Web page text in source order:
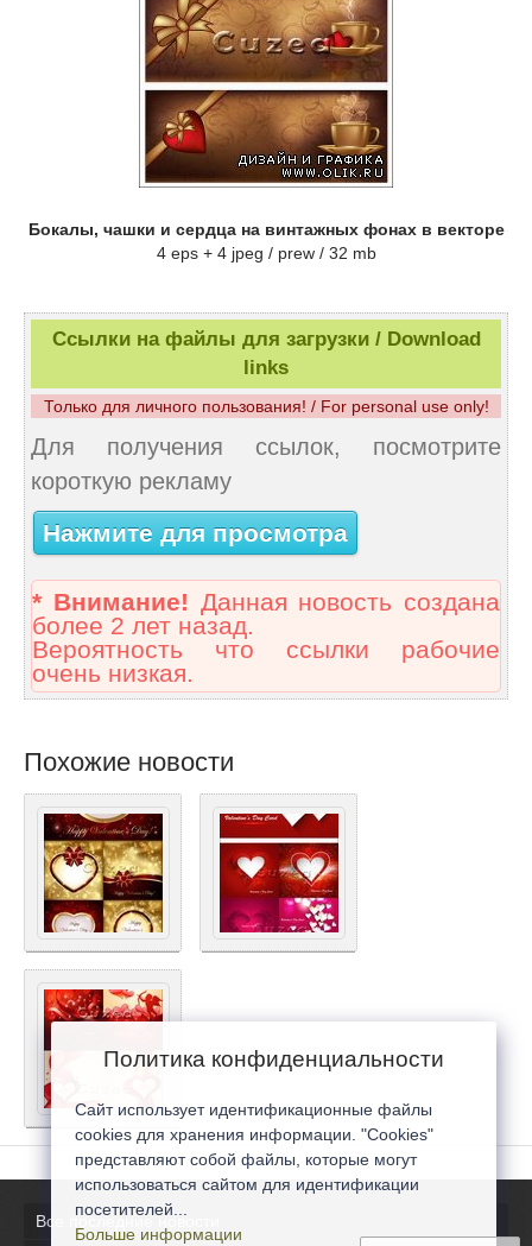
Бокалы, чашки и сердца на винтажных фонах в векторе
4 eps + 4 jpeg / prew / 32 mb
Ссылки на файлы для загрузки / Download
links
Только для личного пользования! / For personal use only!
Для получения ссылок, посмотрите
короткую рекламу
Нажмите для просмотра
* Внимание! Данная новость создана
более 2 лет назад.
Вероятность что ссылки рабочие
очень низкая.
Похожие новости
Все последние новости
Политика конфиденциальности
Сайт использует идентификационные файлы
cookies для хранения информации. "Cookies"
представляют собой файлы, которые могут
использоваться сайтом для идентификации
посетителей...
Больше информации